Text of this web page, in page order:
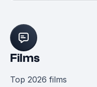
Films
Top 2026 films